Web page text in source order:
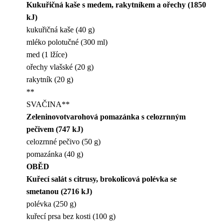
Kukuřičná kaše s medem, rakytníkem a ořechy (1850
kJ)
kukuřičná kaše (40 g)
mléko polotučné (300 ml)
med (1 lžíce)
ořechy vlašské (20 g)
rakytník (20 g)
**
SVAČINA**
Zeleninovotvarohová pomazánka s celozrnným
pečivem (747 kJ)
celozrnné pečivo (50 g)
pomazánka (40 g)
OBĚD
Kuřecí salát s citrusy, brokolicová polévka se
smetanou (2716 kJ)
polévka (250 g)
kuřecí prsa bez kosti (100 g)